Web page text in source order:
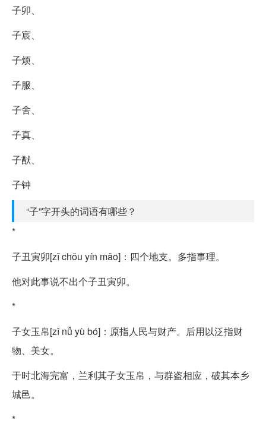
子卯、
子宸、
子烦、
子服、
子舍、
子真、
子猷、
子钟
“子”字开头的词语有哪些？
*
子丑寅卯[zǐ chǒu yín mǎo]：四个地支。多指事理。
他对此事说不出个子丑寅卯。
*
子女玉帛[zǐ nǚ yù bó]：原指人民与财产。后用以泛指财
物、美女。
于时北海完富，兰利其子女玉帛，与群盗相应，破其本乡
城邑。
*